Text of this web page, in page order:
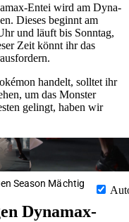
Entei wird am Dyna-
Dieses beginnt am
und läuft bis Sonntag,
Zeit könnt ihr das
handelt, solltet ihr
um das Monster
gelingt, haben wir
Season Mächtig
Dynamax-